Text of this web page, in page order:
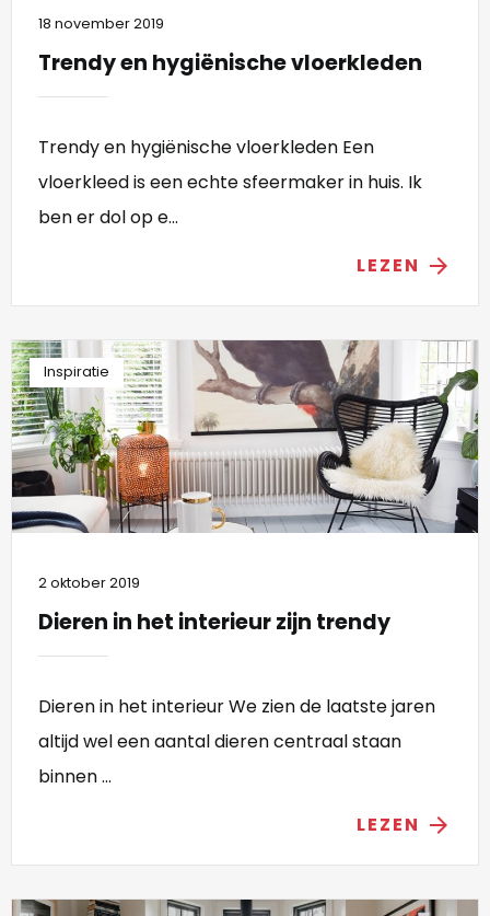
18 november 2019
Trendy en hygiënische vloerkleden
Trendy en hygiënische vloerkleden Een
vloerkleed is een echte sfeermaker in huis. Ik
ben er dol op e...
LEZEN arrow_forward
Inspiratie
2 oktober 2019
Dieren in het interieur zijn trendy
Dieren in het interieur We zien de laatste jaren
altijd wel een aantal dieren centraal staan
binnen ...
LEZEN arrow_forward